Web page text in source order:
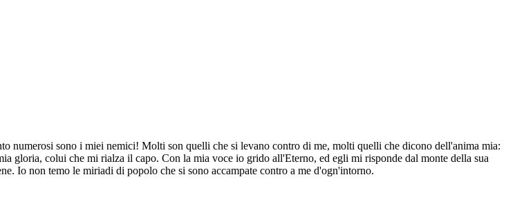
numerosi sono i miei nemici! Molti son quelli che si levano contro di me, molti quelli che dicono dell'anima mia:
gloria, colui che mi rialza il capo. Con la mia voce io grido all'Eterno, ed egli mi risponde dal monte della sua
Io non temo le miriadi di popolo che si sono accampate contro a me d'ogn'intorno.